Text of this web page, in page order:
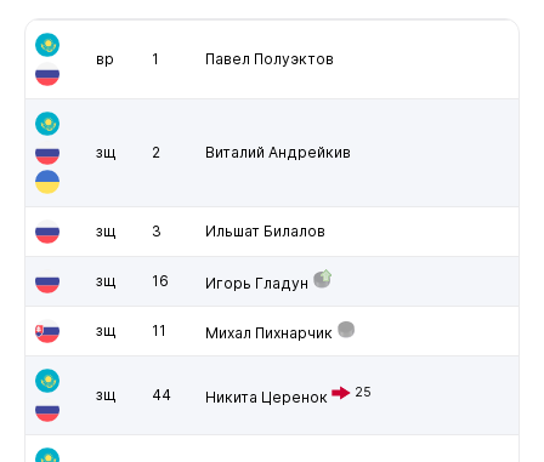
вр 1 Павел Полуэктов
зщ 2 Виталий Андрейкив
зщ 3 Ильшат Билалов
зщ 16 Игорь Гладун
зщ 11 Михал Пихнарчик
зщ 44 Никита Церенок 25